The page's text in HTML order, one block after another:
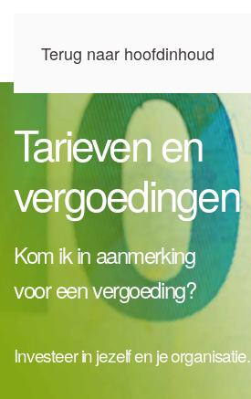
Terug naar hoofdinhoud
Tarieven en
vergoedingen
Kom ik in aanmerking
voor een vergoeding?
Investeer in jezelf en je organisatie.